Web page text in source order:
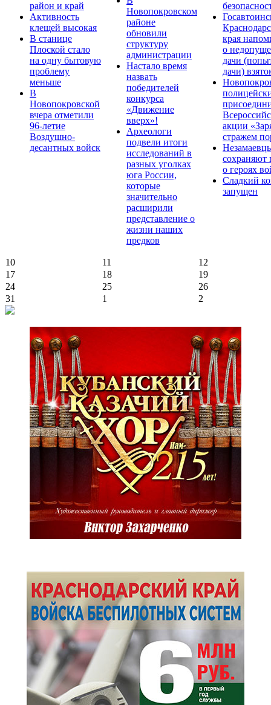
район и край
Активность
клещей высокая
В станице
Плоской стало
на одну бытовую
проблему
меньше
В
Новопокровской
вчера отметили
96-летие
Воздушно-
десантных войск
Новопокровском
районе
обновили
структуру
администрации
Настало время
назвать
победителей
конкурса
«Движение
вверх»!
Археологи
подвели итоги
исследований в
разных уголках
юга России,
которые
значительно
расширили
представление о
жизни наших
предков
края
о
дачи
дачи)
акции
стражем
сохраняют
о героях
Сладкий
запущен
10 11
12
17
18
19
24
25
26
31
1 2